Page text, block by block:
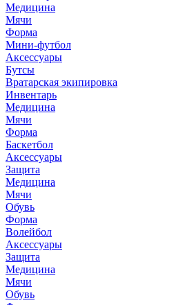
Медицина
Мячи
Форма
Мини-футбол
Аксессуары
Бутсы
Вратарская экипировка
Инвентарь
Медицина
Мячи
Форма
Баскетбол
Аксессуары
Защита
Медицина
Мячи
Обувь
Форма
Волейбол
Аксессуары
Защита
Медицина
Мячи
Обувь